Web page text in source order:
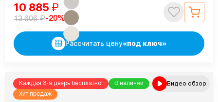
10 885 ₽
13 606₽-20%
Рассчитать цену«под ключ»
Каждая 3-я дверь бесплатно!
В наличии
Хит продаж
Видео обзор